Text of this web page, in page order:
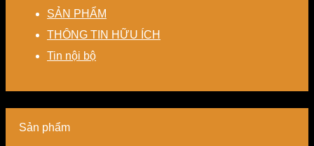
máy
nâng
thành
chi
phí
sản
năng
–
Giải
pháp
tiết
kiệm
lượng
định
SẢN PHẨM
THÔNG TIN HỮU ÍCH
Tin nội bộ
Sản phẩm